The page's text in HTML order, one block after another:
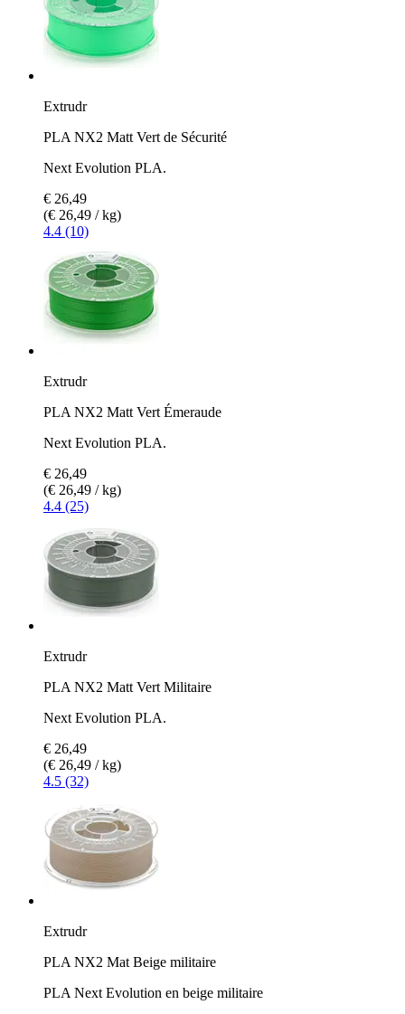
Extrudr
PLA NX2 Matt Vert de Sécurité
Next Evolution PLA.
€ 26,49
(€ 26,49 / kg)
4.4 (10)
Extrudr
PLA NX2 Matt Vert Émeraude
Next Evolution PLA.
€ 26,49
(€ 26,49 / kg)
4.4 (25)
Extrudr
PLA NX2 Matt Vert Militaire
Next Evolution PLA.
€ 26,49
(€ 26,49 / kg)
4.5 (32)
Extrudr
PLA NX2 Mat Beige militaire
PLA Next Evolution en beige militaire